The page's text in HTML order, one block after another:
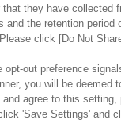
食品のご
they have
the retention
click [Do Not
out preference
you will be
agree to this
'Save Settings' and